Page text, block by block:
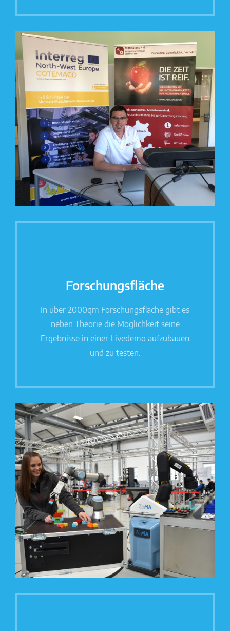
Forschungsfläche
In über 2000qm Forschungsfläche gibt es
neben Theorie die Möglichkeit seine
Ergebnisse in einer Livedemo aufzubauen
und zu testen.